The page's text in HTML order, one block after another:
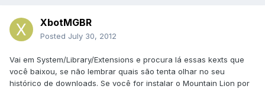
XbotMGBR
Posted July 30, 2012
Vai em System/Library/Extensions e procura lá essas kexts que
você baixou, se não lembrar quais são tenta olhar no seu
histórico de downloads. Se você for instalar o Mountain Lion por